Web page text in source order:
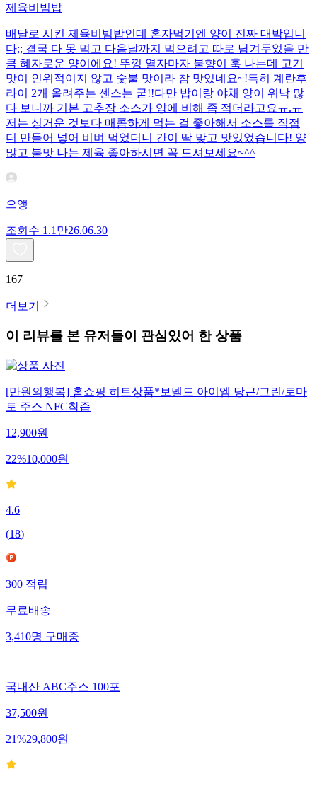
제육비빔밥
배달로 시킨 제육비빔밥인데 혼자먹기엔 양이 진짜 대박입니
다;; 결국 다 못 먹고 다음날까지 먹으려고 따로 남겨두었을 만
큼 혜자로운 양이에요! 뚜껑 열자마자 불향이 훅 나는데 고기
맛이 인위적이지 않고 숯불 맛이라 참 맛있네요~!특히 계란후
라이 2개 올려주는 센스는 굳!! ​다만 밥이랑 야채 양이 워낙 많
다 보니까 기본 고추장 소스가 양에 비해 좀 적더라고요ㅠ.ㅠ
저는 싱거운 것보다 매콤하게 먹는 걸 좋아해서 소스를 직접
더 만들어 넣어 비벼 먹었더니 간이 딱 맞고 맛있었습니다! 양
많고 불맛 나는 제육 좋아하시면 꼭 드셔보세요~^^
으앵
조회수 1.1만26.06.30
167
더보기
이 리뷰를 본 유저들이 관심있어 한 상품
[만원의행복] 홈쇼핑 히트상품*보넬드 아이엠 당근/그린/토마
토 주스 NFC착즙
12,900원
22%10,000원
4.6
(18)
300 적립
무료배송
3,410명 구매중
국내산 ABC주스 100포
37,500원
21%29,800원